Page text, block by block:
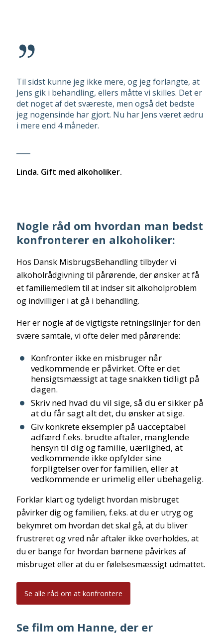
Til sidst kunne jeg ikke mere, og jeg forlangte, at
Jens gik i behandling, ellers måtte vi skilles. Det er
det noget af det sværeste, men også det bedste
jeg nogensinde har gjort. Nu har Jens været ædru
i mere end 4 måneder.
Linda. Gift med alkoholiker.
Nogle råd om hvordan man bedst
konfronterer en alkoholiker:
Hos Dansk MisbrugsBehandling tilbyder vi
alkoholrådgivning til pårørende, der ønsker at få
et familiemedlem til at indser sit alkoholproblem
og indvilliger i at gå i behandling.
Her er nogle af de vigtigste retningslinjer for den
svære samtale, vi ofte deler med pårørende:
Konfronter ikke en misbruger når
vedkommende er påvirket. Ofte er det
hensigtsmæssigt at tage snakken tidligt på
dagen.
Skriv ned hvad du vil sige, så du er sikker på
at du får sagt alt det, du ønsker at sige.
Giv konkrete eksempler på uacceptabel
adfærd f.eks. brudte aftaler, manglende
hensyn til dig og familie, uærlighed, at
vedkommende ikke opfylder sine
forpligtelser over for familien, eller at
vedkommende er urimelig eller ubehagelig.
Forklar klart og tydeligt hvordan misbruget
påvirker dig og familien, f.eks. at du er utryg og
bekymret om hvordan det skal gå, at du bliver
frustreret og vred når aftaler ikke overholdes, at
du er bange for hvordan børnene påvirkes af
misbruget eller at du er følelsesmæssigt udmattet.
Se alle råd om at konfrontere
Se film om Hanne, der er